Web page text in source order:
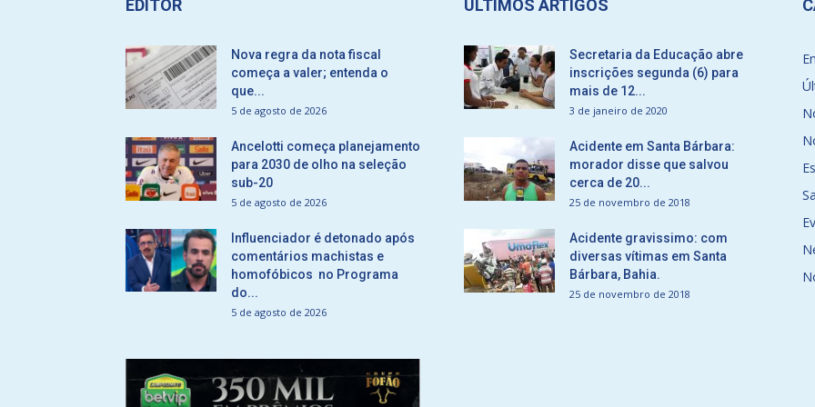
EDITOR
Nova regra da nota fiscal
começa a valer; entenda o
que...
5 de agosto de 2026
Ancelotti começa planejamento
para 2030 de olho na seleção
sub-20
5 de agosto de 2026
Influenciador é detonado após
comentários machistas e
homofóbicos no Programa
do...
5 de agosto de 2026
ÚLTIMOS ARTIGOS
Secretaria da Educação abre
inscrições segunda (6) para
mais de 12...
3 de janeiro de 2020
Acidente em Santa Bárbara:
morador disse que salvou
cerca de 20...
25 de novembro de 2018
Acidente gravissimo: com
diversas vítimas em Santa
Bárbara, Bahia.
25 de novembro de 2018